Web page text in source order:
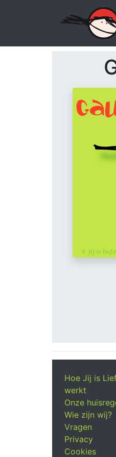
Hoe Jij is
werkt
Onze
Wie zijn wij?
Vragen
Privacy
Cookies